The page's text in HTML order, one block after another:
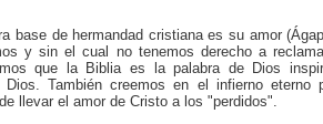
base de hermandad cristiana es su amor
y sin el cual no tenemos derecho a
que la Biblia es la palabra de Dios
También creemos en el infierno eterno
llevar el amor de Cristo a los "perdidos".